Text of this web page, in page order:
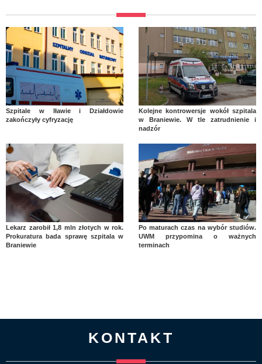
Szpitale w Iławie i Działdowie
zakończyły cyfryzację
Kolejne kontrowersje wokół szpitala
w Braniewie. W tle zatrudnienie i
nadzór
Lekarz zarobił 1,8 mln złotych w rok.
Prokuratura bada sprawę szpitala w
Braniewie
Po maturach czas na wybór studiów.
UWM przypomina o ważnych
terminach
KONTAKT